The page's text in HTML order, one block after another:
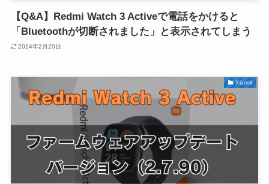
【Q&A】Redmi Watch 3 Activeで電話をかけると
「Bluetoothが切断されました」と表示されてしまう
2024年2月20日
Xiaomi